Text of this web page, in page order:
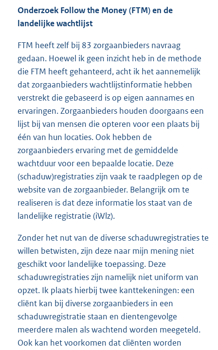
Onderzoek Follow the Money (FTM) en de
landelijke wachtlijst
FTM heeft zelf bij 83 zorgaanbieders navraag
gedaan. Hoewel ik geen inzicht heb in de methode
die FTM heeft gehanteerd, acht ik het aannemelijk
dat zorgaanbieders wachtlijstinformatie hebben
verstrekt die gebaseerd is op eigen aannames en
ervaringen. Zorgaanbieders houden doorgaans een
lijst bij van mensen die opteren voor een plaats bij
één van hun locaties. Ook hebben de
zorgaanbieders ervaring met de gemiddelde
wachtduur voor een bepaalde locatie. Deze
(schaduw)registraties zijn vaak te raadplegen op de
website van de zorgaanbieder. Belangrijk om te
realiseren is dat deze informatie los staat van de
landelijke registratie (iWlz).
Zonder het nut van de diverse schaduwregistraties te
willen betwisten, zijn deze naar mijn mening niet
geschikt voor landelijke toepassing. Deze
schaduwregistraties zijn namelijk niet uniform van
opzet. Ik plaats hierbij twee kanttekeningen: een
cliënt kan bij diverse zorgaanbieders in een
schaduwregistratie staan en dientengevolge
meerdere malen als wachtend worden meegeteld.
Ook kan het voorkomen dat cliënten worden